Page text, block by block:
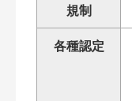
規制
各種認定